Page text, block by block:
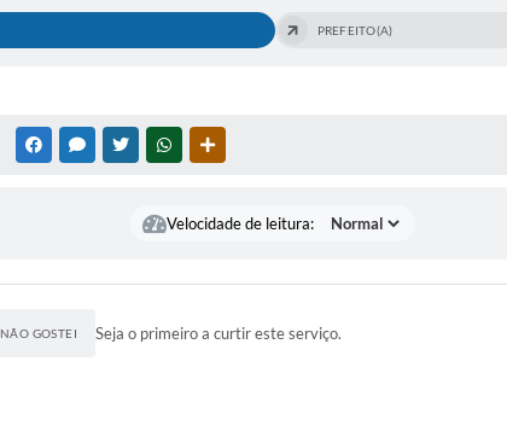
PREFEITO(A)
FACEBOOKMESSENGER
TWITTERWHATSAPP
Velocidade de leitura:
NÃO GOSTEI Seja o primeiro a curtir este serviço.